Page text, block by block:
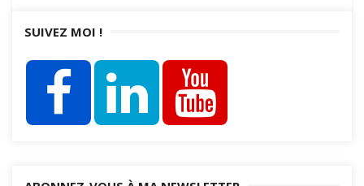
SUIVEZ MOI !